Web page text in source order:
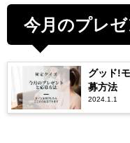
今月のプレ
グッド!
募方法
2024.1.1